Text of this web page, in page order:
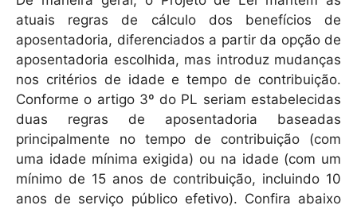
atuais regras de cálculo dos benefícios de
aposentadoria, diferenciados a partir da opção de
aposentadoria escolhida, mas introduz mudanças
nos critérios de idade e tempo de contribuição.
Conforme o artigo 3º do PL seriam estabelecidas
duas regras de aposentadoria baseadas
principalmente no tempo de contribuição (com
uma idade mínima exigida) ou na idade (com um
mínimo de 15 anos de contribuição, incluindo 10
anos de serviço público efetivo). Confira abaixo